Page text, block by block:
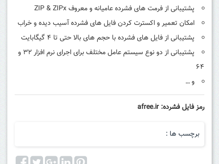
پشتیبانی از فرمت های فشرده عامیانه و معروف ZIP & ZIPx
امکان تعمیر و اکسترت کردن فایل های فشرده آسیب دیده و خراب
پشتیبانی از فایل های فشرده با حجم های بالا حتی تا ۴ گیگابایت
پشتیبانی از دو نوع سیستم عامل مختلف برای اجرای نرم افزار ۳۲ و
۶۴
و …
رمز فایل فشرده: afree.ir
برچسب ها :